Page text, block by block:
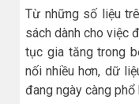
Từ những số liệu
sách dành cho việc
tục gia tăng trong
nối nhiều hơn, dữ
đang ngày càng